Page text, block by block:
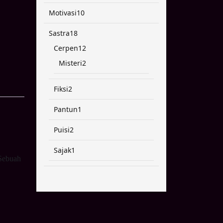
Motivasi1010
Sastra1818
Cerpen12
Misteri2
Fiksi2
Pantun1
Puisi2
Sajak1